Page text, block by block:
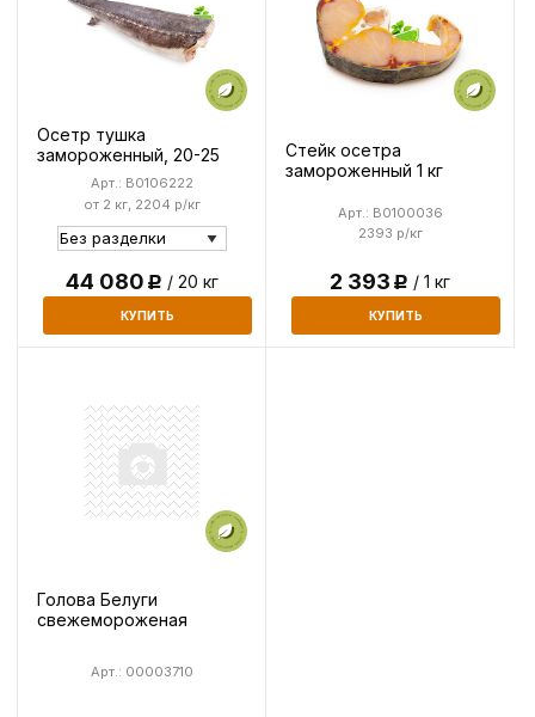
Осетр тушка
замороженный, 20-25
от 2 кг, 2204 р/кг
Арт.: B0106222
44 080Р / 20 кг
КУПИТЬ
Стейк осетра
замороженный 1 кг
2393 р/кг
Арт.: B0100036
2 393Р / 1 кг
КУПИТЬ
Голова Белуги
свежемороженая
Арт.: 00003710